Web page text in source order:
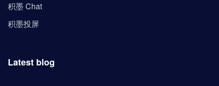
积墨 Chat
积墨投屏
Latest blog